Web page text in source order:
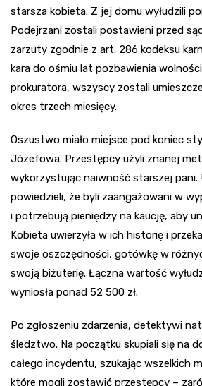
starsza kobieta. Z jej domu wyłudzili
Podejrzani zostali postawieni przed
zarzuty zgodnie z art. 286 kodeksu
kara do ośmiu lat pozbawienia
prokuratora, wszyscy zostali
okres trzech miesięcy.
Oszustwo miało miejsce pod koniec
Józefowa. Przestępcy użyli znanej
wykorzystując naiwność starszej pani.
powiedzieli, że byli zaangażowani w
i potrzebują pieniędzy na kaucję, aby
Kobieta uwierzyła w ich historię i
swoje oszczędności, gotówkę w
swoją biżuterię. Łączna wartość
wyniosła ponad 52 500 zł.
Po zgłoszeniu zdarzenia, detektywi
śledztwo. Na początku skupiali się na
całego incydentu, szukając wszelkich
które mogli zostawić przestępcy –